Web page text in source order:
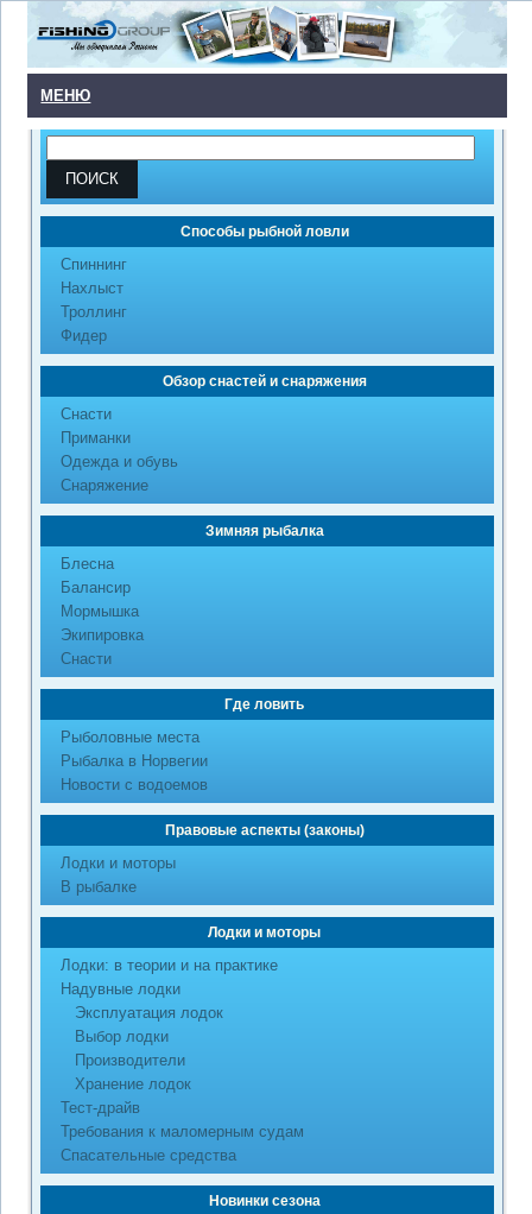
МЕНЮ
Способы рыбной ловли
Cпиннинг
Нахлыст
Троллинг
Фидер
Обзор снастей и снаряжения
Снасти
Приманки
Одежда и обувь
Снаряжение
Зимняя рыбалка
Блесна
Балансир
Мормышка
Экипировка
Снасти
Где ловить
Рыболовные места
Рыбалка в Норвегии
Новости с водоемов
Правовые аспекты (законы)
Лодки и моторы
В рыбалке
Лодки и моторы
Лодки: в теории и на практике
Надувные лодки
Эксплуатация лодок
Выбор лодки
Производители
Хранение лодок
Тест-драйв
Требования к маломерным судам
Спасательные средства
Новинки сезона